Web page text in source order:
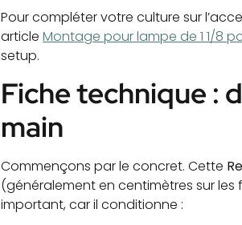
Pour compléter votre culture sur
articleMontage pour lampe de 1 1/8
setup.
Fiche technique :
main
Commençons par le concret. Cette
(généralement en centimètres sur les
important, car il conditionne :